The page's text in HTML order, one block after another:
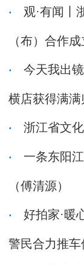
观·有闻丨
（布）合作
今天我出
横店获得满满
浙江省文
一条东阳
（傅清源）
好拍家·暖
警民合力推车